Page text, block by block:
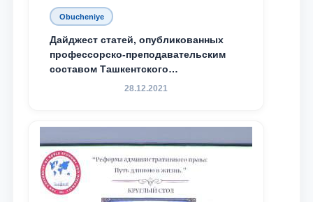
Obucheniye
Дайджест статей, опубликованных
профессорско-преподавательским
составом Ташкентского
государственного юридического
доведения до международного
сообщества результатов реформ и
исследований в сфере
противодействия коррупции
28.12.2021